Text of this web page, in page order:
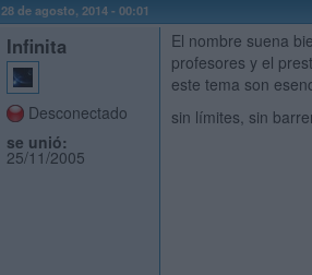
28 de agosto, 2014 - 00:01
Infinita
Desconectado
se unió:
25/11/2005
El nombre suena
profesores y el
este tema son
sin límites, sin